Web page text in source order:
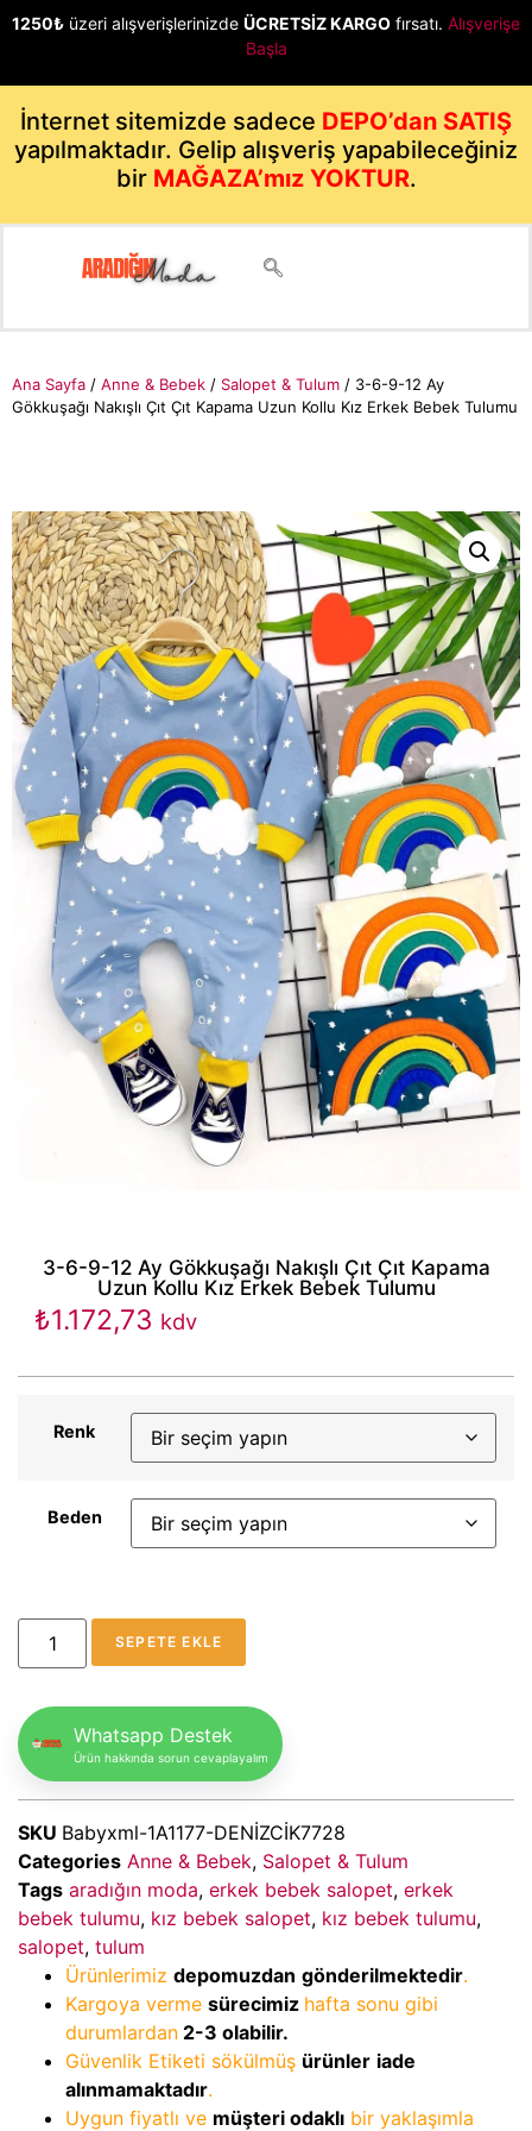
1250₺ üzeri alışverişlerinizde ÜCRETSİZ KARGO fırsatı. Alışverişe
Başla
İnternet sitemizde sadece DEPO’dan SATIŞ
yapılmaktadır. Gelip alışveriş yapabileceğiniz
bir MAĞAZA’mız YOKTUR.
Ana Sayfa / Anne & Bebek / Salopet & Tulum / 3-6-9-12 Ay
Gökkuşağı Nakışlı Çıt Çıt Kapama Uzun Kollu Kız Erkek Bebek Tulumu
3-6-9-12 Ay Gökkuşağı Nakışlı Çıt Çıt Kapama
Uzun Kollu Kız Erkek Bebek Tulumu
₺1.172,73 kdv
Renk
Beden
SEPETE EKLE
Whatsapp Destek
Ürün hakkında sorun cevaplayalım
SKU Babyxml-1A1177-DENİZCİK7728
Categories Anne & Bebek, Salopet & Tulum
Tags aradığın moda, erkek bebek salopet, erkek
bebek tulumu, kız bebek salopet, kız bebek tulumu,
salopet, tulum
Ürünlerimiz depomuzdan gönderilmektedir.
Kargoya verme sürecimiz hafta sonu gibi
durumlardan 2-3 olabilir.
Güvenlik Etiketi sökülmüş ürünler iade
alınmamaktadır.
Uygun fiyatlı ve müşteri odaklı bir yaklaşımla